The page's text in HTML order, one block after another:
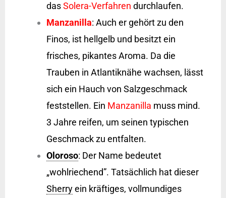
das Solera-Verfahren durchlaufen.
Manzanilla: Auch er gehört zu den
Finos, ist hellgelb und besitzt ein
frisches, pikantes Aroma. Da die
Trauben in Atlantiknähe wachsen, lässt
sich ein Hauch von Salzgeschmack
feststellen. Ein Manzanilla muss mind.
3 Jahre reifen, um seinen typischen
Geschmack zu entfalten.
Oloroso: Der Name bedeutet
„wohlriechend”. Tatsächlich hat dieser
Sherryein kräftiges, vollmundiges